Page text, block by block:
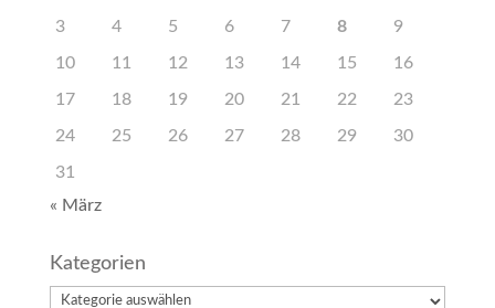
3 4 5 6 7 8 9
10 11 12 13 14 15 16
17 18 19 20 21 22 23
24 25 26 27 28 29 30
31
« März
Kategorien
Kategorien